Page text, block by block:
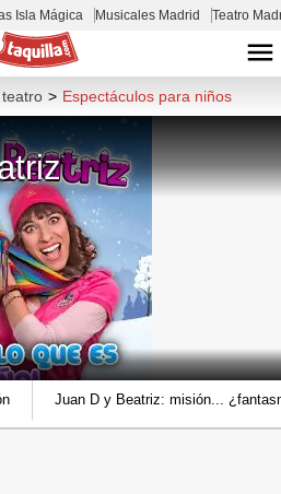
Isla Mágica Musicales Madrid Teatro
> Espectáculos para niños
Juan D y Beatriz: misión...